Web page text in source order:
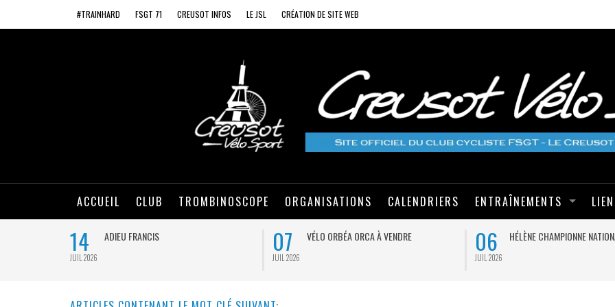
#TRAINHARD FSGT 71 CREUSOT INFOS LE JSL CRÉATION DE SITE WEB
ACCUEIL CLUB TROMBINOSCOPE ORGANISATIONS CALENDRIERS ENTRAÎNEMENTS
14
JUIL 2026
ADIEU FRANCIS 07
JUIL 2026
VÉLO ORBÉA ORCA À VENDRE 06
JUIL 2026
HÉLÈNE CHAMPIONNE